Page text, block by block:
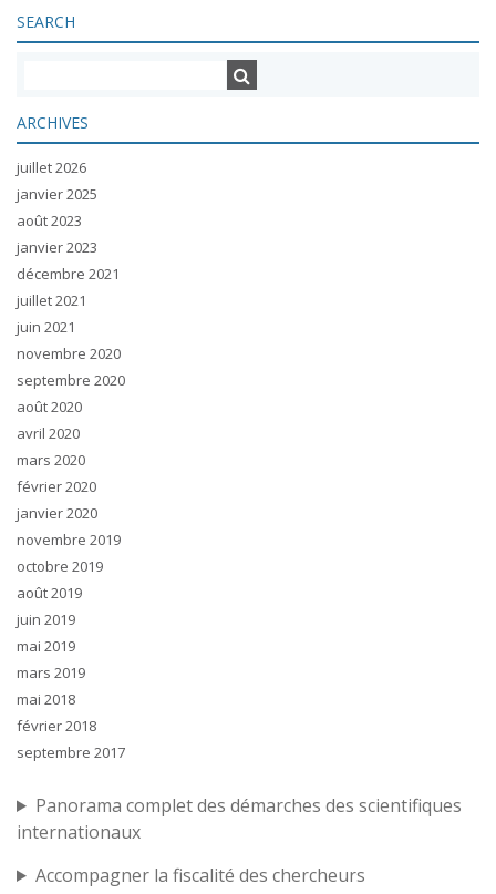
SEARCH
ARCHIVES
juillet 2026
janvier 2025
août 2023
janvier 2023
décembre 2021
juillet 2021
juin 2021
novembre 2020
septembre 2020
août 2020
avril 2020
mars 2020
février 2020
janvier 2020
novembre 2019
octobre 2019
août 2019
juin 2019
mai 2019
mars 2019
mai 2018
février 2018
septembre 2017
Panorama complet des démarches des scientifiques
internationaux
Accompagner la fiscalité des chercheurs